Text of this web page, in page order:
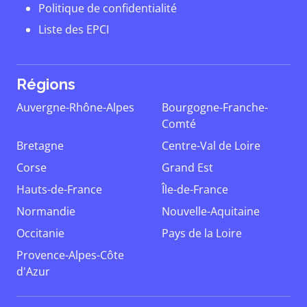
Politique de confidentialité
Liste des EPCI
Régions
Auvergne-Rhône-Alpes
Bourgogne-Franche-
Comté
Bretagne
Centre-Val de Loire
Corse
Grand Est
Hauts-de-France
Île-de-France
Normandie
Nouvelle-Aquitaine
Occitanie
Pays de la Loire
Provence-Alpes-Côte
d'Azur